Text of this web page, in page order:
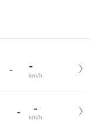
- -
km/h
- -
km/h